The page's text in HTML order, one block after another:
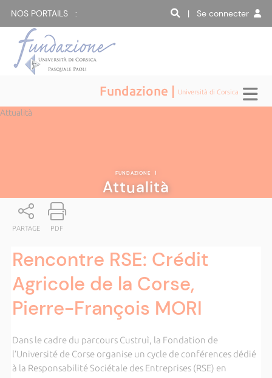
NOS PORTAILS : | Se connecter
Fundazione | Università di Corsica
Attualità
FUNDAZIONE |
Attualità
PARTAGE PDF
Rencontre RSE: Crédit
Agricole de la Corse,
Pierre-François MORI
Dans le cadre du parcours Custruì, la Fondation de
l’Université de Corse organise un cycle de conférences dédié
à la Responsabilité Sociétale des Entreprises (RSE) en